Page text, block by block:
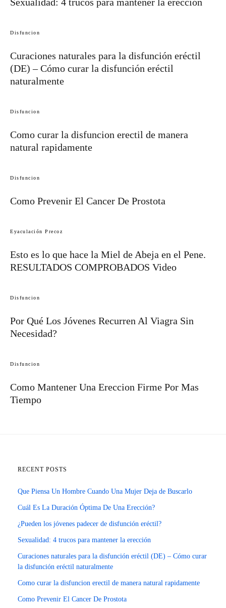
Disfuncion
Curaciones naturales para la disfunción eréctil
(DE) – Cómo curar la disfunción eréctil
naturalmente
Disfuncion
Como curar la disfuncion erectil de manera
natural rapidamente
Disfuncion
Como Prevenir El Cancer De Prostota
Eyaculación Precoz
Esto es lo que hace la Miel de Abeja en el Pene.
RESULTADOS COMPROBADOS Video
Disfuncion
Por Qué Los Jóvenes Recurren Al Viagra Sin
Necesidad?
Disfuncion
Como Mantener Una Ereccion Firme Por Mas
Tiempo
RECENT POSTS
Que Piensa Un Hombre Cuando Una Mujer Deja de Buscarlo
Cuál Es La Duración Óptima De Una Erección?
¿Pueden los jóvenes padecer de disfunción eréctil?
Sexualidad: 4 trucos para mantener la erección
Curaciones naturales para la disfunción eréctil (DE) – Cómo curar
la disfunción eréctil naturalmente
Como curar la disfuncion erectil de manera natural rapidamente
Como Prevenir El Cancer De Prostota